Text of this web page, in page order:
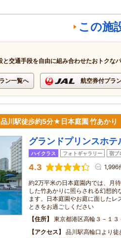
この施
と交通手段を自由に組み合わせたおトクな
ン一覧へ 航空券付プラ
品川駅徒歩約5分★日本庭園 竹あかり
グランドプリンスホテ
ハイクラス フォトギャラリー 宿ブ
4.3 1,996
約2万平米の日本庭園内では、月
した竹あかりに照らされる幻想的
ます。日本庭園やお庭に面したレ
ときをお過ごしください
住所
東京都港区高輪３－１３
アクセス
品川駅高輪口より